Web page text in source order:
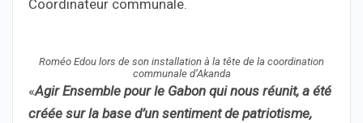
Coordinateur communale.
Roméo Edou lors de son installation à la tête de la coordination
communale d’Akanda
«Agir Ensemble pour le Gabon qui nous réunit, a été
créée sur la base d’un sentiment de patriotisme,